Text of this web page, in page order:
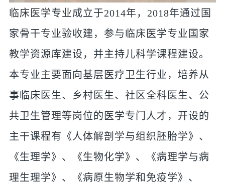
临床医学专业成立于2014年，2018年通过国
家骨干专业验收建，参与临床医学专业国家
教学资源库建设，并主持儿科学课程建设。
本专业主要面向基层医疗卫生行业，培养从
事临床医生、乡村医生、社区全科医生、公
共卫生管理等岗位的医学专门人才，开设的
主干课程有《人体解剖学与组织胚胎学》、
《生理学》、《生物化学》、《病理学与病
理生理学》、《病原生物学和免疫学》、